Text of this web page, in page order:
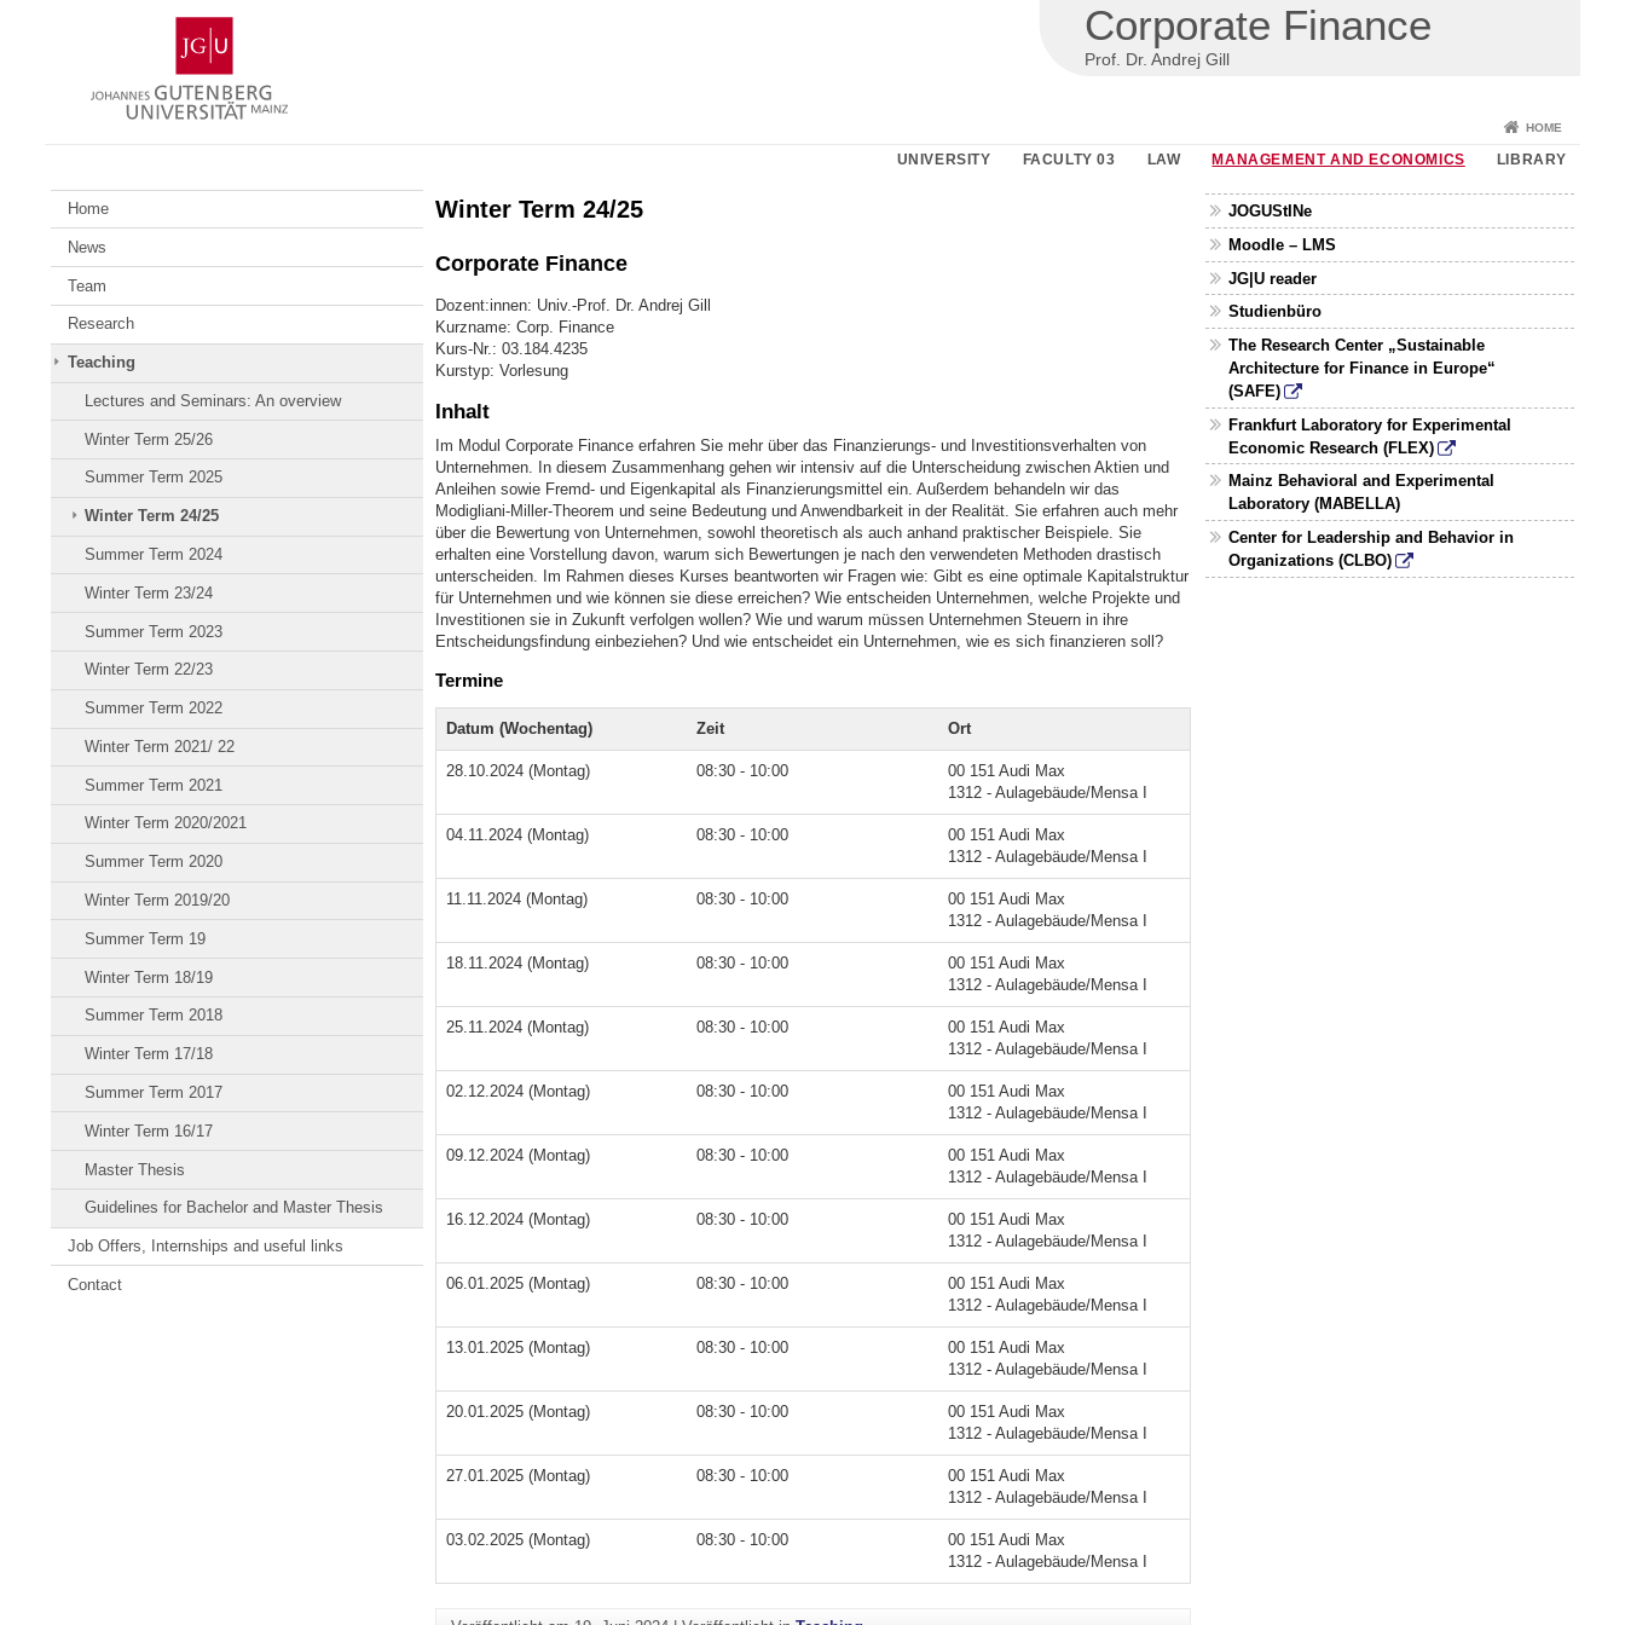
Gutenberg-
Universität
Mainz
Corporate Finance
Prof. Dr. Andrej Gill
HOME
UNIVERSITY FACULTY 03 LAW MANAGEMENT AND ECONOMICS LIBRARY
Home
News
Team
Research
Teaching
Lectures and Seminars: An overview
Winter Term 25/26
Summer Term 2025
Winter Term 24/25
Summer Term 2024
Winter Term 23/24
Summer Term 2023
Winter Term 22/23
Summer Term 2022
Winter Term 2021/ 22
Summer Term 2021
Winter Term 2020/2021
Summer Term 2020
Winter Term 2019/20
Summer Term 19
Winter Term 18/19
Summer Term 2018
Winter Term 17/18
Summer Term 2017
Winter Term 16/17
Master Thesis
Guidelines for Bachelor and Master Thesis
Job Offers, Internships and useful links
Contact
Winter Term 24/25
Corporate Finance
Dozent:innen: Univ.-Prof. Dr. Andrej Gill
Kurzname: Corp. Finance
Kurs-Nr.: 03.184.4235
Kurstyp: Vorlesung
Inhalt
Im Modul Corporate Finance erfahren Sie mehr über das Finanzierungs- und Investitionsverhalten von
Unternehmen. In diesem Zusammenhang gehen wir intensiv auf die Unterscheidung zwischen Aktien und
Anleihen sowie Fremd- und Eigenkapital als Finanzierungsmittel ein. Außerdem behandeln wir das
Modigliani-Miller-Theorem und seine Bedeutung und Anwendbarkeit in der Realität. Sie erfahren auch mehr
über die Bewertung von Unternehmen, sowohl theoretisch als auch anhand praktischer Beispiele. Sie
erhalten eine Vorstellung davon, warum sich Bewertungen je nach den verwendeten Methoden drastisch
unterscheiden. Im Rahmen dieses Kurses beantworten wir Fragen wie: Gibt es eine optimale Kapitalstruktur
für Unternehmen und wie können sie diese erreichen? Wie entscheiden Unternehmen, welche Projekte und
Investitionen sie in Zukunft verfolgen wollen? Wie und warum müssen Unternehmen Steuern in ihre
Entscheidungsfindung einbeziehen? Und wie entscheidet ein Unternehmen, wie es sich finanzieren soll?
Termine
Datum (Wochentag) Zeit Ort
28.10.2024 (Montag) 08:30 - 10:00
00 151 Audi Max
1312 - Aulagebäude/Mensa I
04.11.2024 (Montag) 08:30 - 10:00
00 151 Audi Max
1312 - Aulagebäude/Mensa I
11.11.2024 (Montag) 08:30 - 10:00
00 151 Audi Max
1312 - Aulagebäude/Mensa I
18.11.2024 (Montag) 08:30 - 10:00
00 151 Audi Max
1312 - Aulagebäude/Mensa I
25.11.2024 (Montag) 08:30 - 10:00
00 151 Audi Max
1312 - Aulagebäude/Mensa I
02.12.2024 (Montag) 08:30 - 10:00
00 151 Audi Max
1312 - Aulagebäude/Mensa I
09.12.2024 (Montag) 08:30 - 10:00
00 151 Audi Max
1312 - Aulagebäude/Mensa I
16.12.2024 (Montag) 08:30 - 10:00
00 151 Audi Max
1312 - Aulagebäude/Mensa I
06.01.2025 (Montag) 08:30 - 10:00
00 151 Audi Max
1312 - Aulagebäude/Mensa I
13.01.2025 (Montag) 08:30 - 10:00
00 151 Audi Max
1312 - Aulagebäude/Mensa I
20.01.2025 (Montag) 08:30 - 10:00
00 151 Audi Max
1312 - Aulagebäude/Mensa I
27.01.2025 (Montag) 08:30 - 10:00
00 151 Audi Max
1312 - Aulagebäude/Mensa I
03.02.2025 (Montag) 08:30 - 10:00
00 151 Audi Max
1312 - Aulagebäude/Mensa I
JOGUStINe
Moodle – LMS
JG|U reader
Studienbüro
The Research Center „Sustainable
Architecture for Finance in Europe“
(SAFE)
Frankfurt Laboratory for Experimental
Economic Research (FLEX)
Mainz Behavioral and Experimental
Laboratory (MABELLA)
Center for Leadership and Behavior in
Organizations (CLBO)